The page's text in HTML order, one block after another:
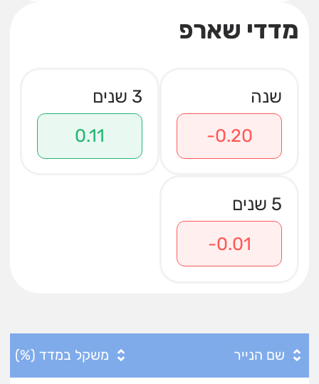
מדדי שארפ
שנה
-0.20
3 שנים
0.11
5 שנים
-0.01
שם הנייר משקל במדד (%)